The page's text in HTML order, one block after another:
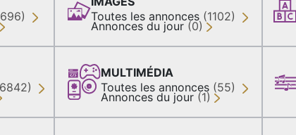
Toutes les annonces (1102)
Annonces du jour (0)
MULTIMÉDIA
Toutes les annonces (55)
Annonces du jour (1)